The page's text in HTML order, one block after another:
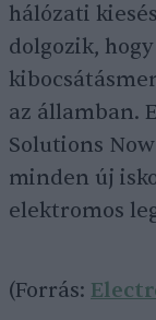
hálózati
dolgozik,
az államban.
Solutions
minden új
elektromos
(Forrás: